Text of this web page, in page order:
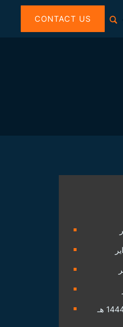
CONTACT US